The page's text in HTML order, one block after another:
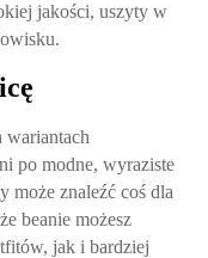
jakości, uszyty w
wariantach
po modne, wyraziste
może znaleźć coś dla
beanie możesz
jak i bardziej